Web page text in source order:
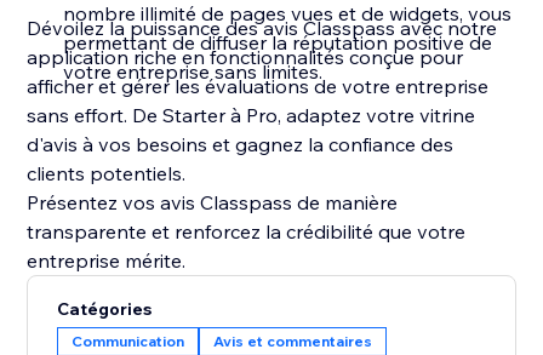
nombre illimité de pages vues et de widgets, vous
permettant de diffuser la réputation positive de
votre entreprise sans limites.
Dévoilez la puissance des avis Classpass avec notre
application riche en fonctionnalités conçue pour
afficher et gérer les évaluations de votre entreprise
sans effort. De Starter à Pro, adaptez votre vitrine
d'avis à vos besoins et gagnez la confiance des
clients potentiels.
Présentez vos avis Classpass de manière
transparente et renforcez la crédibilité que votre
entreprise mérite.
Catégories
Communication Avis et commentaires